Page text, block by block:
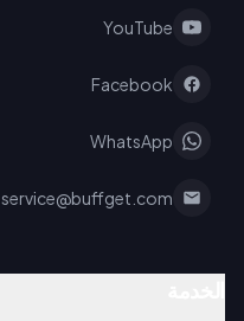
YouTube
Facebook
WhatsApp
service@buffget.com